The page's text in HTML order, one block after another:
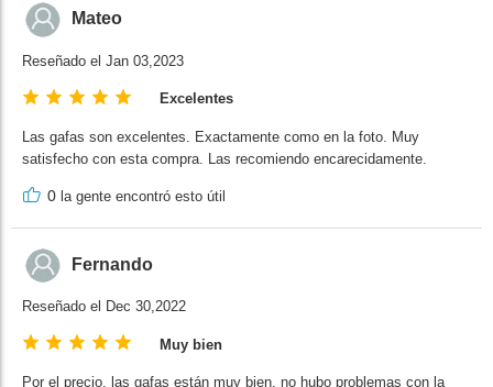
Mateo
Reseñado el Jan 03,2023
Excelentes
Las gafas son excelentes. Exactamente como en la foto. Muy
satisfecho con esta compra. Las recomiendo encarecidamente.
0 la gente encontró esto útil
Fernando
Reseñado el Dec 30,2022
Muy bien
Por el precio, las gafas están muy bien, no hubo problemas con la